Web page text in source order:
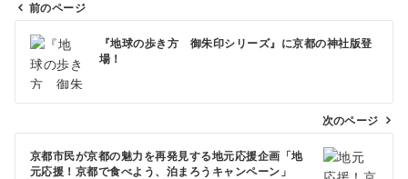
投
稿
ナ
ゲ
ー
前のページ
『地球の歩き方 御朱印シリーズ』に京都の神社版登
場！
次のページ
京都市民が京都の魅力を再発見する地元応援企画「地
元応援！京都で食べよう、泊まろうキャンペーン」